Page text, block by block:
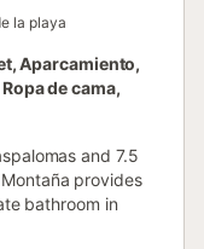
la playa
Aparcamiento,
de cama,
and 7.5
provides
bathroom in